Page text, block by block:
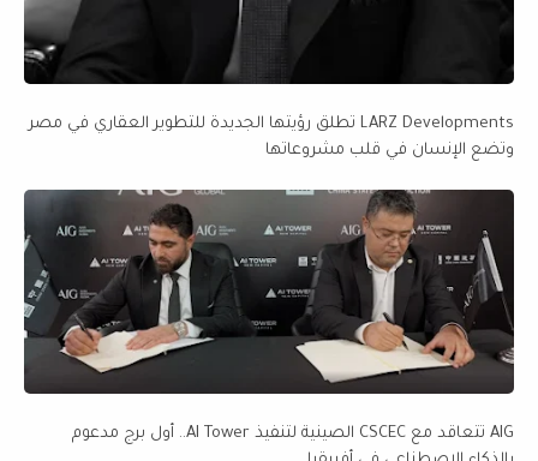
LARZ Developments تطلق رؤيتها الجديدة للتطوير العقاري في مصر
وتضع الإنسان في قلب مشروعاتها
AIG تتعاقد مع CSCEC الصينية لتنفيذ AI Tower.. أول برج مدعوم